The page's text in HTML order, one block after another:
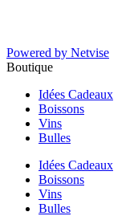
Powered by Netvise
Boutique
Idées Cadeaux
Boissons
Vins
Bulles
Idées Cadeaux
Boissons
Vins
Bulles